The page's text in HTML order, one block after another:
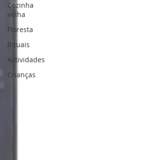
Cozinha
Velha
Floresta
Rituais
Actividades
Crianças